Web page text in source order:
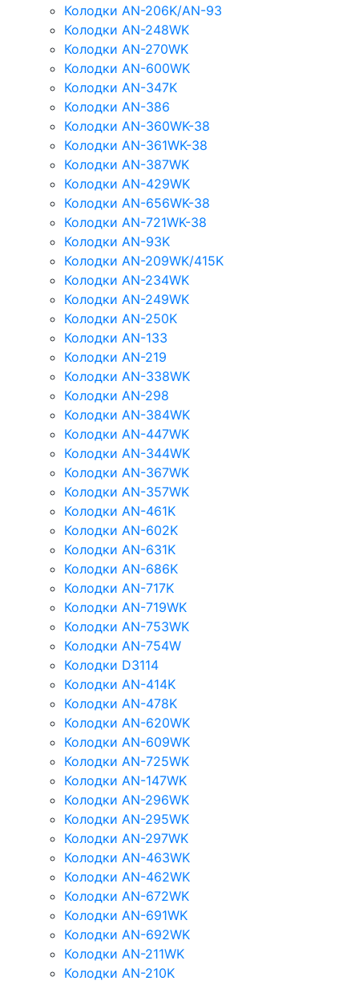
Колодки AN-206K/AN-93
Колодки AN-248WK
Колодки AN-270WK
Колодки AN-600WK
Колодки AN-347K
Колодки AN-386
Колодки AN-360WK-38
Колодки AN-361WK-38
Колодки AN-387WK
Колодки AN-429WK
Колодки AN-656WK-38
Колодки AN-721WK-38
Колодки AN-93K
Колодки AN-209WK/415K
Колодки AN-234WK
Колодки AN-249WK
Колодки AN-250K
Колодки AN-133
Колодки AN-219
Колодки AN-338WK
Колодки AN-298
Колодки AN-384WK
Колодки AN-447WK
Колодки AN-344WK
Колодки AN-367WK
Колодки AN-357WK
Колодки AN-461K
Колодки AN-602K
Колодки AN-631K
Колодки AN-686K
Колодки AN-717K
Колодки AN-719WK
Колодки AN-753WK
Колодки AN-754W
Колодки D3114
Колодки AN-414K
Колодки AN-478K
Колодки AN-620WK
Колодки AN-609WK
Колодки AN-725WK
Колодки AN-147WK
Колодки AN-296WK
Колодки AN-295WK
Колодки AN-297WK
Колодки AN-463WK
Колодки AN-462WK
Колодки AN-672WK
Колодки AN-691WK
Колодки AN-692WK
Колодки AN-211WK
Колодки AN-210K